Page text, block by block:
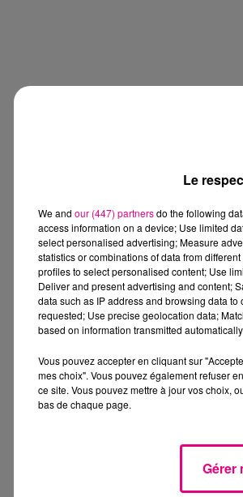
Le
We and our (447) partnersdo the following
access information on a device; Use limited
select personalised advertising; Measure
statistics or combinations of data from
profiles to select personalised content; Use
Deliver and present advertising and content;
data such as IP address and browsing data
requested; Use precise geolocation data;
based on information transmitted automatically.
Vous pouvez accepter en cliquant sur
mes choix". Vous pouvez également refuser
ce site. Vous pouvez mettre à jour vos choix,
bas de chaque page.
Gérer